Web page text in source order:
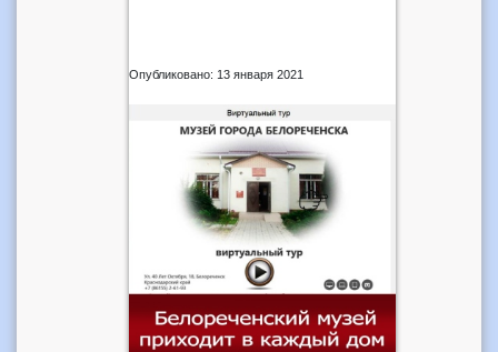
Опубликовано: 13 января 2021